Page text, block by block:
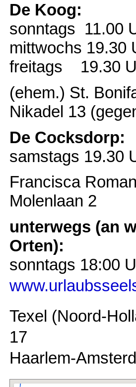
De Koog:
sonntags 11.00
mittwochs 19.30
freitags 19.30
(ehem.) St.
Nikadel 13
De Cocksdorp:
samstags 19.30
Francisca
Molenlaan 2
unterwegs (an
Orten):
sonntags 18:00
Texel (Noord-
17
Haarlem-